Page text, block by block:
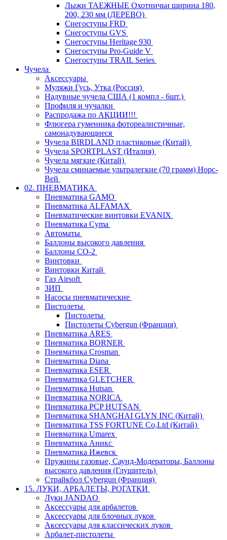
Лыжи ТАЕЖНЫЕ Охотничьи ширина 180,
200, 230 мм (ДЕРЕВО)
Снегоступы FRD
Снегоступы GVS
Снегоступы Heritage 930
Снегоступы Pro-Guide V
Снегоступы TRAIL Series
Чучела
Аксессуары
Муляжи Гусь, Утка (Россия)
Надувные чучела США (1 компл - 6шт.)
Профиля и чучалки
Распродажа по АКЦИИ!!!
Флюгера гуменника фотореалистичные,
самонадувающиеся
Чучела BIRDLAND пластиковые (Китай)
Чучела SPORTPLAST (Италия)
Чучела мягкие (Китай)
Чучела сминаемые ультралегкие (70 грамм) Норс-
Вей
02. ПНЕВМАТИКА
Пневматика GAMO
Пневматика ALFAMAX
Пневматические винтовки EVANIX
Пневматика Cyma
Автоматы
Баллоны высокого давления
Баллоны СО-2
Винтовки
Винтовки Китай
Газ Airsoft
ЗИП
Насосы пневматические
Пистолеты
Пистолеты
Пистолеты Cybergun (Франция)
Пневматика ARES
Пневматика BORNER
Пневматика Crosman
Пневматика Diana
Пневматика ESER
Пневматика GLETCHER
Пневматика Hutsan
Пневматика NORICA
Пневматика PCP HUTSAN
Пневматика SHANGHAI GLYN INC (Китай)
Пневматика TSS FORTUNE Co,Ltd (Китай)
Пневматика Umarex
Пневматика Аникс
Пневматика Ижевск
Пружины газовые, Саунд-Модераторы, Баллоны
высокого давления (Глушитель)
Страйкбол Cybergun (Франция)
15. ЛУКИ, АРБАЛЕТЫ, РОГАТКИ
Луки JANDAO
Аксессуары для арбалетов
Аксессуары для блочных луков
Аксессуары для классических луков
Арбалет-пистолеты